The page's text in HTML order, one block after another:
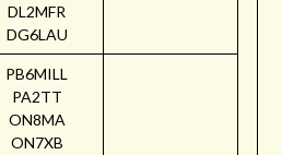
DL2MFR
DG6LAU
PB6MILL
PA2TT
ON8MA
ON7XB